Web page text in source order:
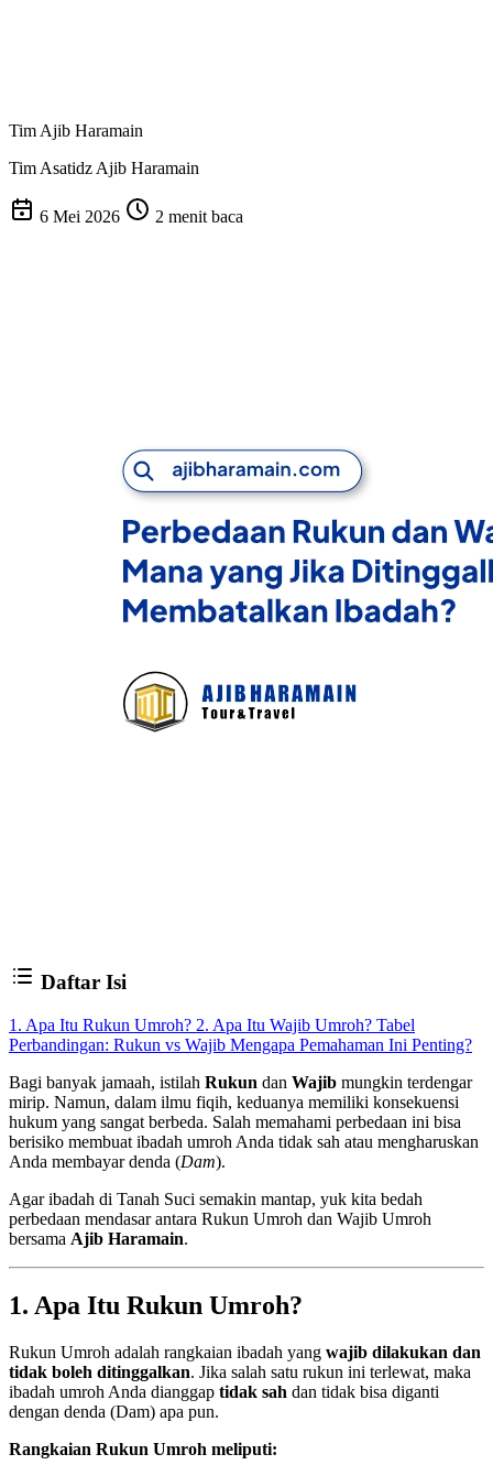
Tim Ajib Haramain
Tim Asatidz Ajib Haramain
6 Mei 2026 2 menit baca
Daftar Isi
1. Apa Itu Rukun Umroh? 2. Apa Itu Wajib Umroh? Tabel
Perbandingan: Rukun vs Wajib Mengapa Pemahaman Ini Penting?
Bagi banyak jamaah, istilah Rukun dan Wajib mungkin terdengar
mirip. Namun, dalam ilmu fiqih, keduanya memiliki konsekuensi
hukum yang sangat berbeda. Salah memahami perbedaan ini bisa
berisiko membuat ibadah umroh Anda tidak sah atau mengharuskan
Anda membayar denda (Dam).
Agar ibadah di Tanah Suci semakin mantap, yuk kita bedah
perbedaan mendasar antara Rukun Umroh dan Wajib Umroh
bersama Ajib Haramain.
1. Apa Itu Rukun Umroh?
Rukun Umroh adalah rangkaian ibadah yang wajib dilakukan dan
tidak boleh ditinggalkan. Jika salah satu rukun ini terlewat, maka
ibadah umroh Anda dianggap tidak sah dan tidak bisa diganti
dengan denda (Dam) apa pun.
Rangkaian Rukun Umroh meliputi: